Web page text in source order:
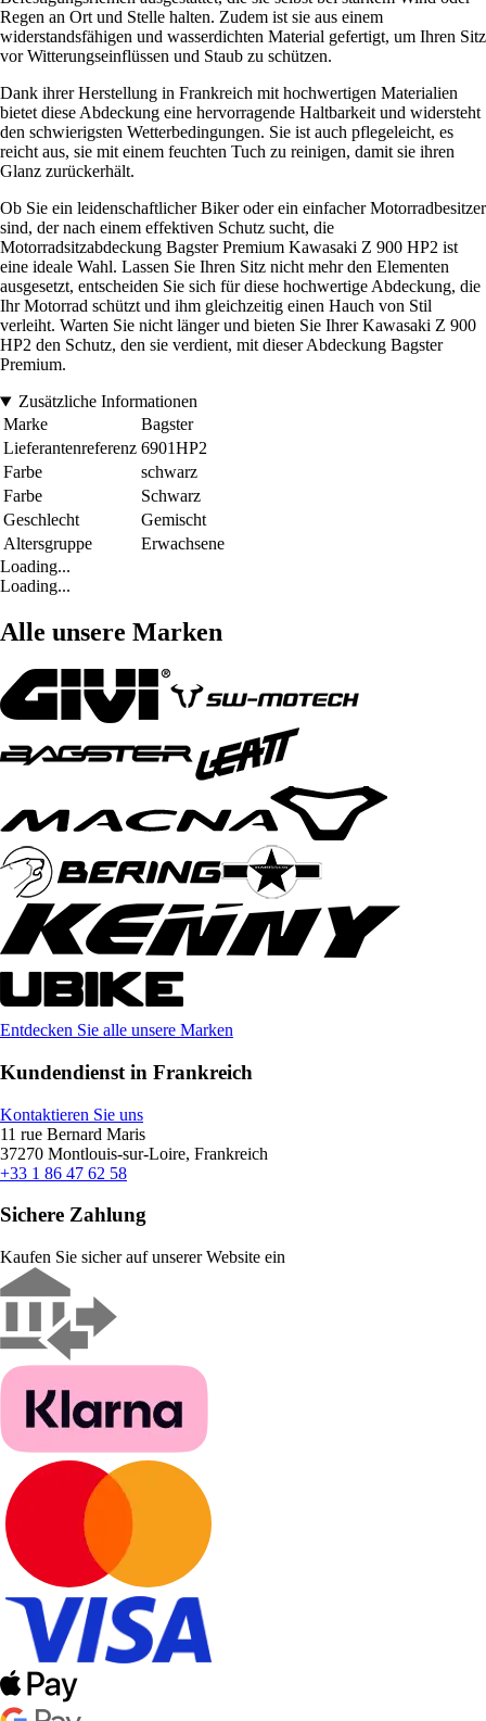
Regen an Ort und Stelle halten. Zudem ist sie aus einem
widerstandsfähigen und wasserdichten Material gefertigt, um Ihren Sitz
vor Witterungseinflüssen und Staub zu schützen.
Dank ihrer Herstellung in Frankreich mit hochwertigen Materialien
bietet diese Abdeckung eine hervorragende Haltbarkeit und widersteht
den schwierigsten Wetterbedingungen. Sie ist auch pflegeleicht, es
reicht aus, sie mit einem feuchten Tuch zu reinigen, damit sie ihren
Glanz zurückerhält.
Ob Sie ein leidenschaftlicher Biker oder ein einfacher Motorradbesitzer
sind, der nach einem effektiven Schutz sucht, die
Motorradsitzabdeckung Bagster Premium Kawasaki Z 900 HP2 ist
eine ideale Wahl. Lassen Sie Ihren Sitz nicht mehr den Elementen
ausgesetzt, entscheiden Sie sich für diese hochwertige Abdeckung, die
Ihr Motorrad schützt und ihm gleichzeitig einen Hauch von Stil
verleiht. Warten Sie nicht länger und bieten Sie Ihrer Kawasaki Z 900
HP2 den Schutz, den sie verdient, mit dieser Abdeckung Bagster
Premium.
Zusätzliche Informationen
Marke
Bagster
Lieferantenreferenz 6901HP2
Farbe
schwarz
Farbe
Schwarz
Geschlecht
Gemischt
Altersgruppe
Erwachsene
Loading...
Loading...
Alle unsere Marken
Entdecken Sie alle unsere Marken
Kundendienst in Frankreich
Kontaktieren Sie uns
11 rue Bernard Maris
37270 Montlouis-sur-Loire, Frankreich
+33 1 86 47 62 58
Sichere Zahlung
Kaufen Sie sicher auf unserer Website ein